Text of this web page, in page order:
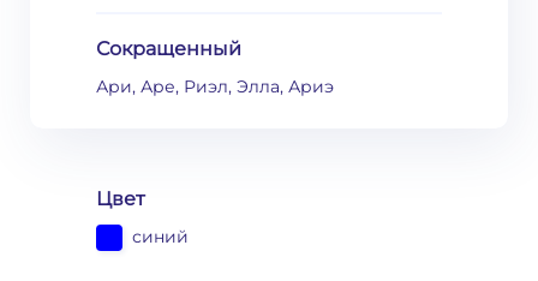
Сокращенный
Ари, Аре, Риэл, Элла, Ариэ
Цвет
синий